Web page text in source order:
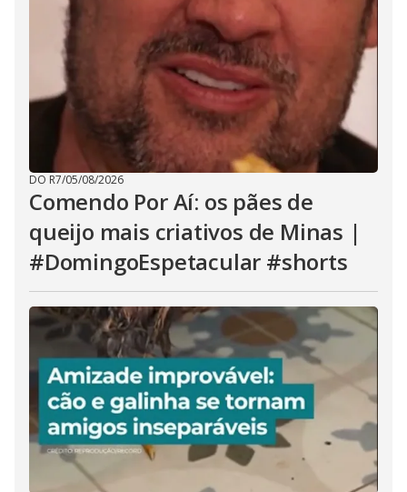
DO R7/05/08/2026
Comendo Por Aí: os pães de
queijo mais criativos de Minas |
#DomingoEspetacular #shorts